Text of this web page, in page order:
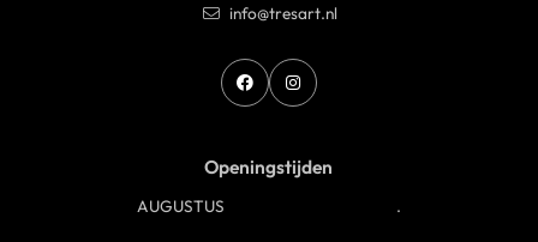
info@tresart.nl
Openingstijden
AUGUSTUS .